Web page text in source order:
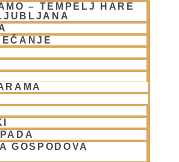
– TEMPELJ HARE
GOSPODOVA
2026